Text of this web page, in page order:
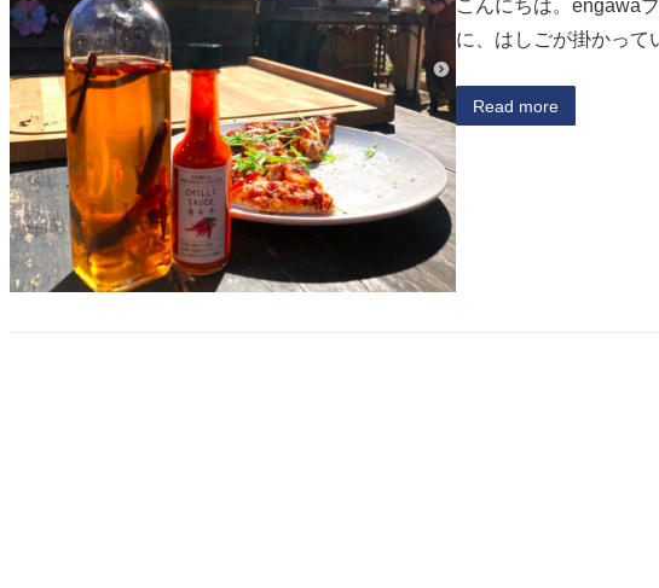
こんにちは。engawa
に、はしごが掛かって
Read more